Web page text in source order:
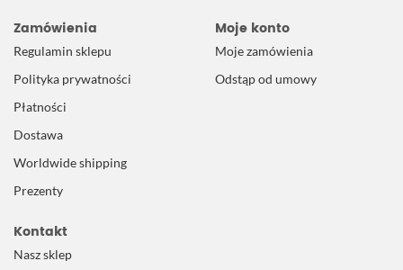
Zamówienia
Regulamin sklepu
Polityka prywatności
Płatności
Dostawa
Worldwide shipping
Prezenty
Moje konto
Moje zamówienia
Odstąp od umowy
Kontakt
Nasz sklep